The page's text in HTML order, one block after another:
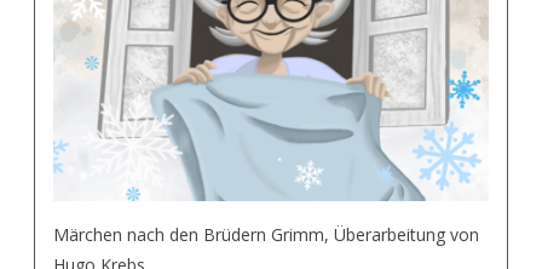
Märchen nach den Brüdern Grimm, Überarbeitung von